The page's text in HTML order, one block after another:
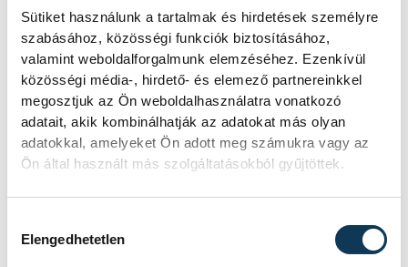
Sütiket használunk a tartalmak és hirdetések személyre
szabásához, közösségi funkciók biztosításához,
valamint weboldalforgalmunk elemzéséhez. Ezenkívül
közösségi média-, hirdető- és elemező partnereinkkel
megosztjuk az Ön weboldalhasználatra vonatkozó
adatait, akik kombinálhatják az adatokat más olyan
adatokkal, amelyeket Ön adott meg számukra vagy az
Ön által használt más szolgáltatásokból gyűjtöttek.
Elengedhetetlen
energiaellátása stabil
Jelenleg stabil Magyarország
energiaellátása, a paksi erőmű
munkatársai azon dolgoznak, hogy az
utolsó még termelő turbina
hibamentesen működjön - közölte a
miniszterelnök a paksi erőműnél tett
Játék közben fedezik fel